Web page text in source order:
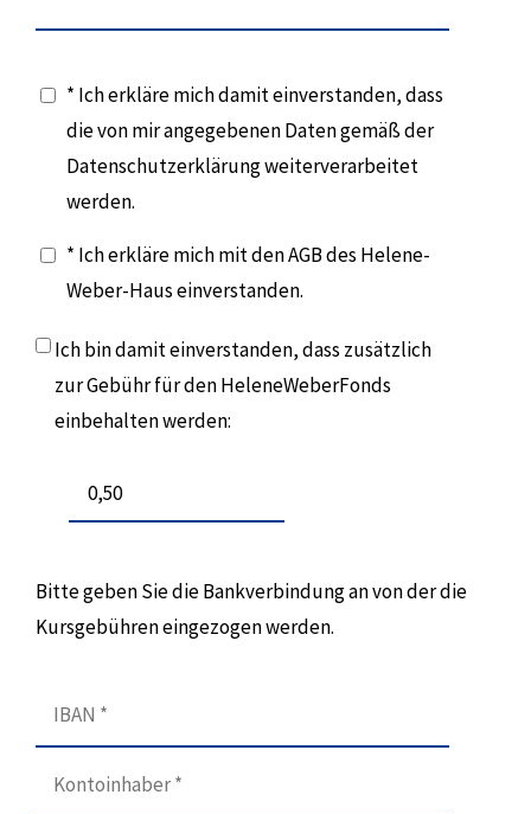
* Ich erkläre mich damit einverstanden, dass
die von mir angegebenen Daten gemäß der
Datenschutzerklärung weiterverarbeitet
werden.
* Ich erkläre mich mit den AGB des Helene-
Weber-Haus einverstanden.
Ich bin damit einverstanden, dass zusätzlich
zur Gebühr für den HeleneWeberFonds
einbehalten werden:
Bitte geben Sie die Bankverbindung an von der die
Kursgebühren eingezogen werden.